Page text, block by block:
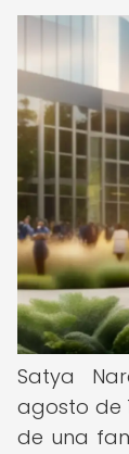
Satya
agosto de
de una